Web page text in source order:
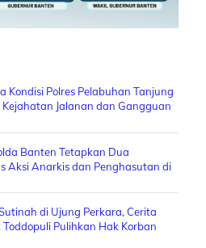
Kondisi Polres Pelabuhan Tanjung
Kejahatan Jalanan dan Gangguan
Banten Tetapkan Dua
Aksi Anarkis dan Penghasutan di
di Ujung Perkara, Cerita
Pulihkan Hak Korban